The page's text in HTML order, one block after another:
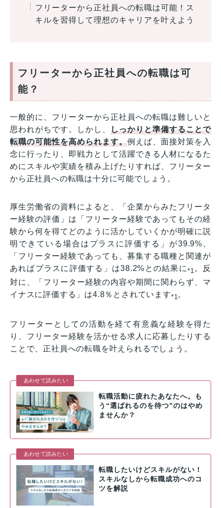
フリーターから正社員への転職は可能！ス
キルを習得して理想のキャリアを叶えよう
フリーターから正社員への転職は可
能？
一般的に、フリーターから正社員への転職は難しいと
思われがちです。しかし、しっかりと準備することで
転職の可能性を高められます。例えば、面接対策を入
念に行ったり、即戦力として活躍できる人材になるた
めにスキルや実績を積み上げたりすれば、フリーター
から正社員への転職は十分に可能でしょう。
厚生労働省の資料によると、「企業からみたフリータ
ー経験の評価」は「フリーター経験であってもその経
験から何を得てどのように活かしていくかが明確に説
明できている場合はプラスに評価する」が39.9%、
「フリーター経験であっても、募集する職種と関連が
あればプラスに評価する」は38.2%との結果に *1 。反
対に、「フリーター経験の内容や期間に関わらず、マ
イナスに評価する」は4.8％とされています*1。
フリーターとしての活動を経て有意義な経験を得た
り、フリーター経験を活かせる求人に応募したりする
ことで、正社員への転職を叶えられるでしょう。
あわせて読みたい
転職活動に疲れたあなたへ。も
う“選ばれるのを待つ”のはやめ
ませんか？
あわせて読みたい
転職したいけどスキルがない！
スキルなしから転職成功へのコ
ツを解説